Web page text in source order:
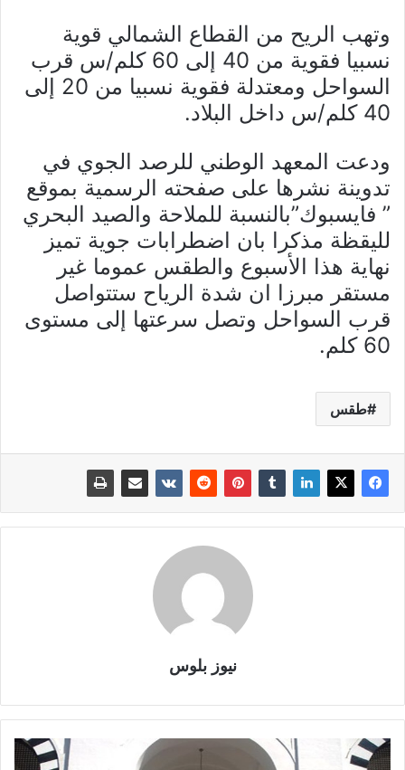
وتهب الريح من القطاع الشمالي قوية
نسبيا فقوية من 40 إلى 60 كلم/س قرب
السواحل ومعتدلة فقوية نسبيا من 20 إلى
40 كلم/س داخل البلاد.
ودعت المعهد الوطني للرصد الجوي في
تدوينة نشرها على صفحته الرسمية بموقع
” فايسبوك”بالنسبة للملاحة والصيد البحري
لليقظة مذكرا بان اضطرابات جوية تميز
نهاية هذا الأسبوع والطقس عموما غير
مستقر مبرزا ان شدة الرياح ستتواصل
قرب السواحل وتصل سرعتها إلى مستوى
60 كلم.
طقس
نيوز بلوس